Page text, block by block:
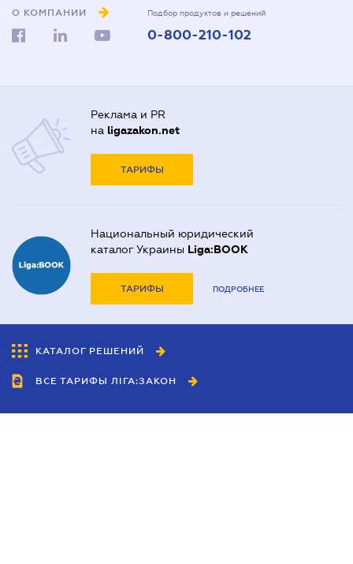
О КОМПАНИИ Подбор продуктов и решений
0-800-210-102
Реклама и PR
на ligazakon.net
ТАРИФЫ
Национальный юридический
каталог Украины Liga:BOOK
ТАРИФЫ ПОДРОБНЕЕ
КАТАЛОГ РЕШЕНИЙ
ВСЕ ТАРИФЫ ЛІГА:ЗАКОН